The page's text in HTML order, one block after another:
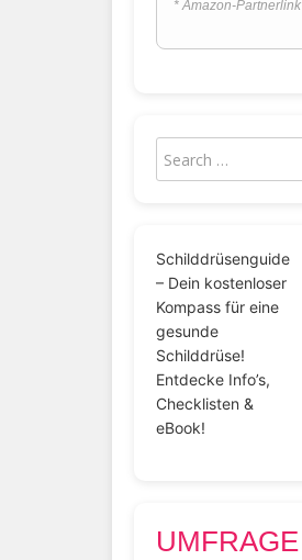
* Amazon-Partnerlink
Schilddrüsenguide
– Dein kostenloser
Kompass für eine
gesunde
Schilddrüse!
Entdecke Info’s,
Checklisten &
eBook!
UMFRAGE